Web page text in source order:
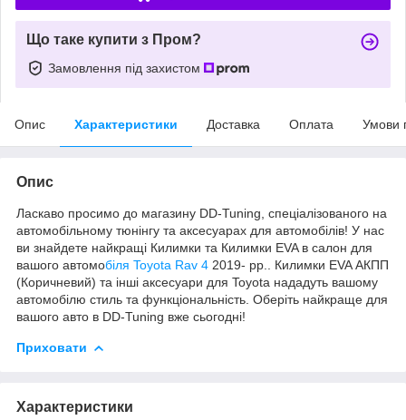
Що таке купити з Пром?
Замовлення під захистом
Опис Характеристики Доставка Оплата Умови
Опис
Ласкаво просимо до магазину DD-Tuning, спеціалізованого на
автомобільному тюнінгу та аксесуарах для автомобілів! У нас
ви знайдете найкращі Килимки та Килимки EVA в салон для
вашого автомобіля Toyota Rav 4 2019- рр.. Килимки EVA АКПП
(Коричневий) та інші аксесуари для Toyota нададуть вашому
автомобілю стиль та функціональність. Оберіть найкраще для
вашого авто в DD-Tuning вже сьогодні!
Приховати
Характеристики